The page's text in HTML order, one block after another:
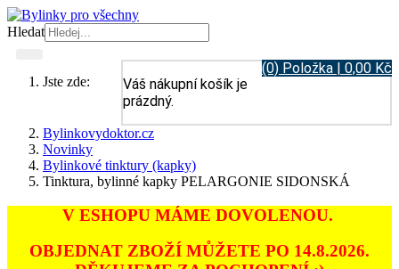
Hledat
(0) Položka | 0,00 Kč
Váš nákupní košík je
prázdný.
Jste zde:
Bylinkovydoktor.cz
Novinky
Bylinkové tinktury (kapky)
Tinktura, bylinné kapky PELARGONIE SIDONSKÁ
V ESHOPU MÁME DOVOLENOU.
OBJEDNAT ZBOŽÍ MŮŽETE PO 14.8.2026.